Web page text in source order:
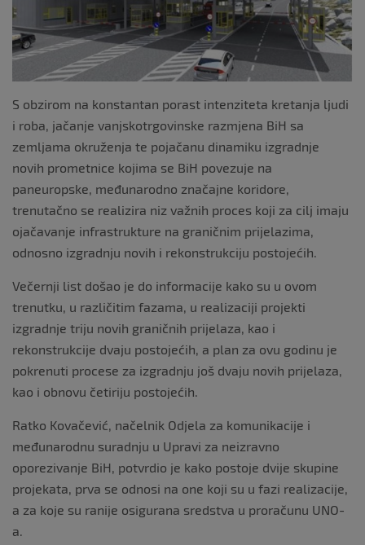
k
S obzirom na konstantan porast intenziteta kretanja ljudi
i roba, jačanje vanjskotrgovinske razmjena BiH sa
zemljama okruženja te pojačanu dinamiku izgradnje
novih prometnice kojima se BiH povezuje na
paneuropske, međunarodno značajne koridore,
trenutačno se realizira niz važnih proces koji za cilj imaju
ojačavanje infrastrukture na graničnim prijelazima,
odnosno izgradnju novih i rekonstrukciju postojećih.
Večernji list došao je do informacije kako su u ovom
trenutku, u različitim fazama, u realizaciji projekti
izgradnje triju novih graničnih prijelaza, kao i
rekonstrukcije dvaju postojećih, a plan za ovu godinu je
pokrenuti procese za izgradnju još dvaju novih prijelaza,
kao i obnovu četiriju postojećih.
Ratko Kovačević, načelnik Odjela za komunikacije i
međunarodnu suradnju u Upravi za neizravno
oporezivanje BiH, potvrdio je kako postoje dvije skupine
projekata, prva se odnosi na one koji su u fazi realizacije,
a za koje su ranije osigurana sredstva u proračunu UNO-
a.